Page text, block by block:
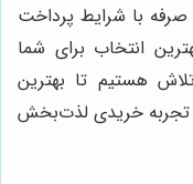
با شرایط پرداخت
انتخاب برای شما
هستیم تا بهترین
تجربه خریدی لذت‌بخش